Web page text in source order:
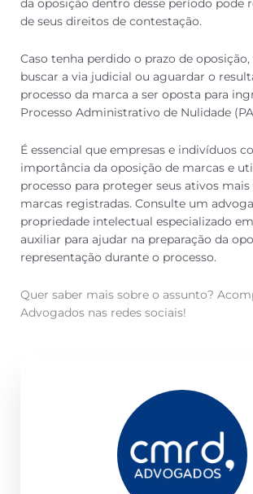
da oposição dentro desse período pode
de seus direitos de contestação.
Caso tenha perdido o prazo de
buscar a via judicial ou aguardar o
processo da marca a ser oposta para
Processo Administrativo de Nulidade
É essencial que empresas e indivíduos
importância da oposição de marcas e
processo para proteger seus ativos mais
marcas registradas. Consulte um
propriedade intelectual especializado
auxiliar para ajudar na preparação da
representação durante o processo.
Quer saber mais sobre o assunto?
Advogados nas redes sociais!